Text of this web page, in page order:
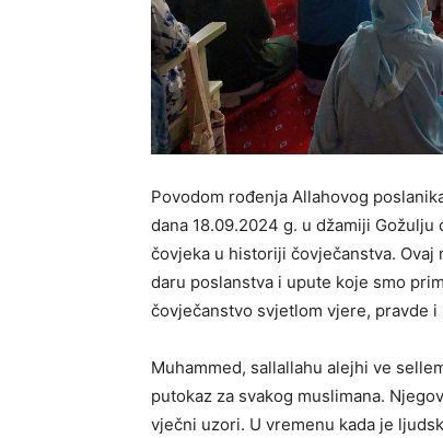
Povodom rođenja Allahovog
dana 18.09.2024 g. u džamiji
čovjeka u historiji čovječanstva. Ovaj
daru poslanstva i upute koje smo
čovječanstvo svjetlom vjere, pravde i
Muhammed, sallallahu alejhi ve
putokaz za svakog muslimana.
vječni uzori. U vremenu kada je